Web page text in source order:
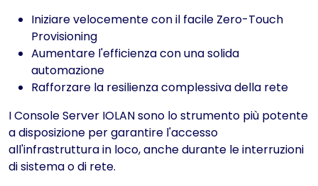
Iniziare velocemente con il facile Zero-Touch
Provisioning
Aumentare l'efficienza con una solida
automazione
Rafforzare la resilienza complessiva della rete
I Console Server IOLAN sono lo strumento più potente
a disposizione per garantire l'accesso
all'infrastruttura in loco, anche durante le interruzioni
di sistema o di rete.